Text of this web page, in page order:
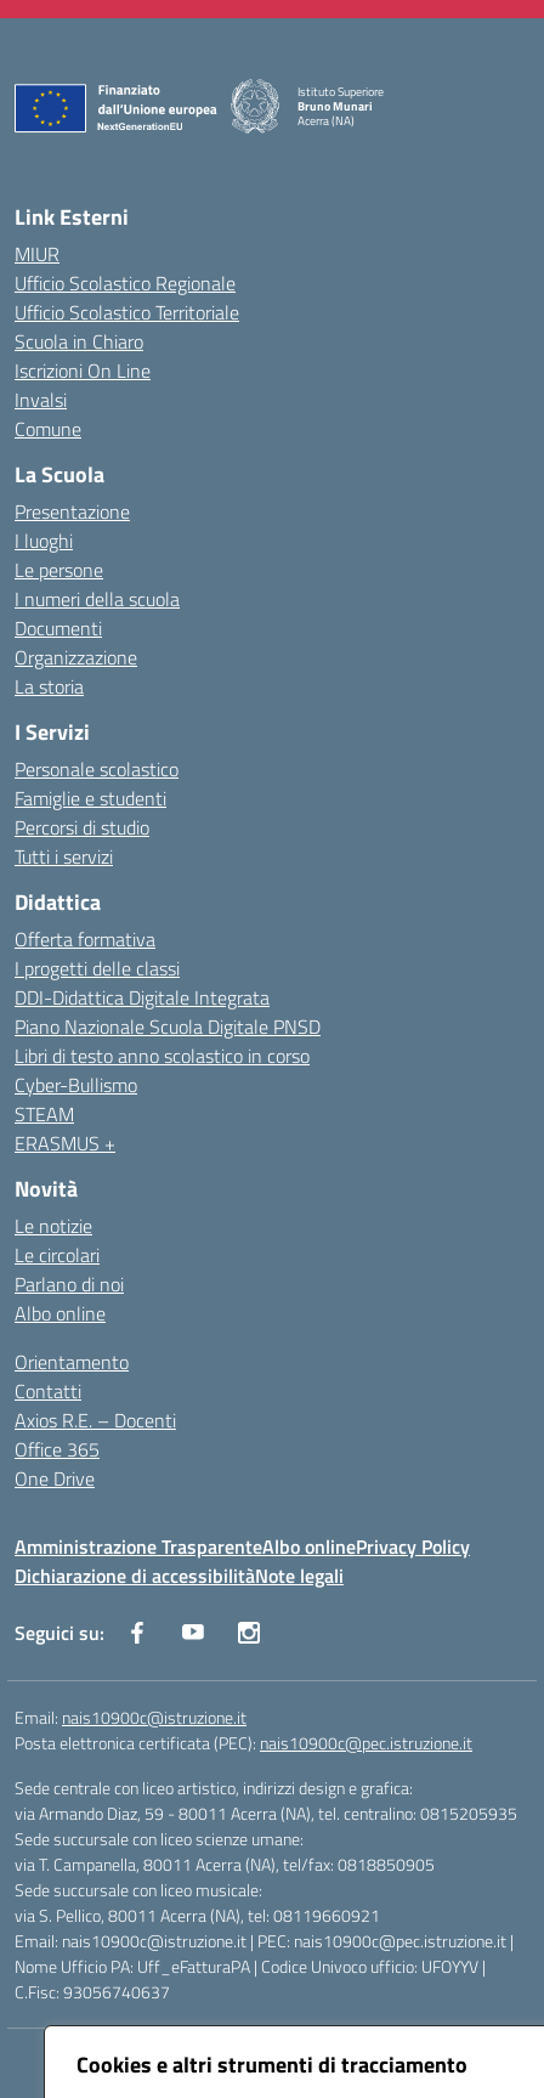
Cookies e altri strumenti di tracciamento
Istituto Superiore
Bruno Munari
Acerra (NA)
Link Esterni
MIUR
Ufficio Scolastico Regionale
Ufficio Scolastico Territoriale
Scuola in Chiaro
Iscrizioni On Line
Invalsi
Comune
La Scuola
Presentazione
I luoghi
Le persone
I numeri della scuola
Documenti
Organizzazione
La storia
I Servizi
Personale scolastico
Famiglie e studenti
Percorsi di studio
Tutti i servizi
Didattica
Offerta formativa
I progetti delle classi
DDI-Didattica Digitale Integrata
Piano Nazionale Scuola Digitale PNSD
Libri di testo anno scolastico in corso
Cyber-Bullismo
STEAM
ERASMUS +
Novità
Le notizie
Le circolari
Parlano di noi
Albo online
Orientamento
Contatti
Axios R.E. – Docenti
Office 365
One Drive
Amministrazione TrasparenteAlbo onlinePrivacy Policy
Dichiarazione di accessibilitàNote legali
Seguici su:
Email: nais10900c@istruzione.it
Posta elettronica certificata (PEC): nais10900c@pec.istruzione.it
Sede centrale con liceo artistico, indirizzi design e grafica:
via Armando Diaz, 59 - 80011 Acerra (NA), tel. centralino: 0815205935
Sede succursale con liceo scienze umane:
via T. Campanella, 80011 Acerra (NA), tel/fax: 0818850905
Sede succursale con liceo musicale:
via S. Pellico, 80011 Acerra (NA), tel: 08119660921
Email: nais10900c@istruzione.it | PEC: nais10900c@pec.istruzione.it |
Nome Ufficio PA: Uff_eFatturaPA | Codice Univoco ufficio: UFOYYV |
C.Fisc: 93056740637
Hosting & Powered by 3D Solution S.r.l.